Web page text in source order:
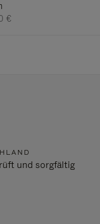
€
und sorgfältig